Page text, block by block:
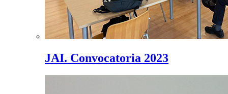
JAI. Convocatoria 2023